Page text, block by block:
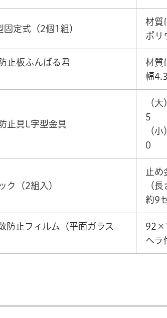
固定式（2個1組）
材質
ポリ
止板ふんばる君
材質
幅
止具L字型金具
（
5
（
0
ク（2組入）
止め
（
約9
防止フィルム（平面ガラス
ヘラ